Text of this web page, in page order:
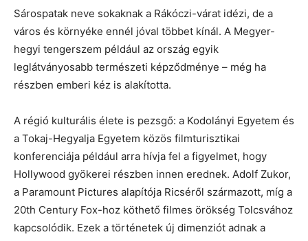
Sárospatak neve sokaknak a Rákóczi-várat idézi, de a
város és környéke ennél jóval többet kínál. A Megyer-
hegyi tengerszem például az ország egyik
leglátványosabb természeti képződménye – még ha
részben emberi kéz is alakította.
A régió kulturális élete is pezsgő: a Kodolányi Egyetem és
a Tokaj-Hegyalja Egyetem közös filmturisztikai
konferenciája például arra hívja fel a figyelmet, hogy
Hollywood gyökerei részben innen erednek. Adolf Zukor,
a Paramount Pictures alapítója Ricséről származott, míg a
20th Century Fox-hoz köthető filmes örökség Tolcsvához
kapcsolódik. Ezek a történetek új dimenziót adnak a